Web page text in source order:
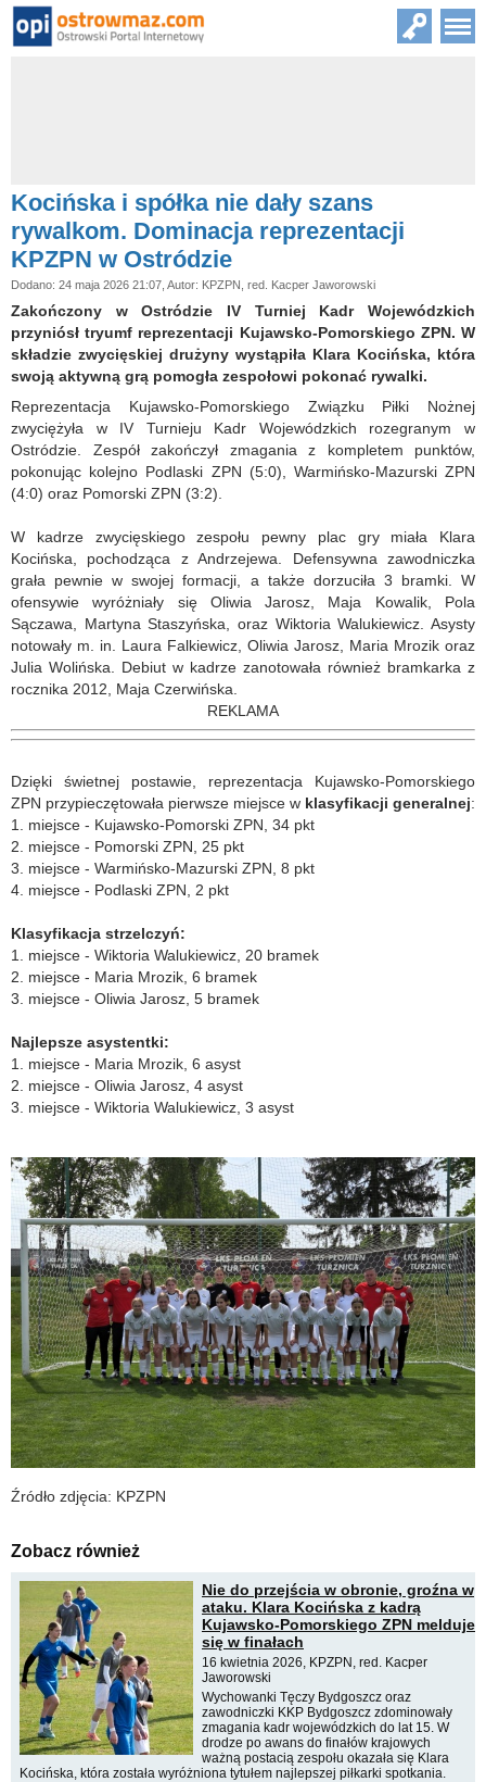
Kocińska i spółka nie dały szans
rywalkom. Dominacja reprezentacji
KPZPN w Ostródzie
Dodano: 24 maja 2026 21:07, Autor: KPZPN, red. Kacper Jaworowski
Zakończony w Ostródzie IV Turniej Kadr Wojewódzkich
przyniósł tryumf reprezentacji Kujawsko-Pomorskiego ZPN. W
składzie zwycięskiej drużyny wystąpiła Klara Kocińska, która
swoją aktywną grą pomogła zespołowi pokonać rywalki.
Reprezentacja Kujawsko-Pomorskiego Związku Piłki Nożnej
zwyciężyła w IV Turnieju Kadr Wojewódzkich rozegranym w
Ostródzie. Zespół zakończył zmagania z kompletem punktów,
pokonując kolejno Podlaski ZPN (5:0), Warmińsko-Mazurski ZPN
(4:0) oraz Pomorski ZPN (3:2).
W kadrze zwycięskiego zespołu pewny plac gry miała Klara
Kocińska, pochodząca z Andrzejewa. Defensywna zawodniczka
grała pewnie w swojej formacji, a także dorzuciła 3 bramki. W
ofensywie wyróżniały się Oliwia Jarosz, Maja Kowalik, Pola
Sączawa, Martyna Staszyńska, oraz Wiktoria Walukiewicz. Asysty
notowały m. in. Laura Falkiewicz, Oliwia Jarosz, Maria Mrozik oraz
Julia Wolińska. Debiut w kadrze zanotowała również bramkarka z
rocznika 2012, Maja Czerwińska.
REKLAMA
Dzięki świetnej postawie, reprezentacja Kujawsko-Pomorskiego
ZPN przypieczętowała pierwsze miejsce w klasyfikacji generalnej:
1. miejsce - Kujawsko-Pomorski ZPN, 34 pkt
2. miejsce - Pomorski ZPN, 25 pkt
3. miejsce - Warmińsko-Mazurski ZPN, 8 pkt
4. miejsce - Podlaski ZPN, 2 pkt
Klasyfikacja strzelczyń:
1. miejsce - Wiktoria Walukiewicz, 20 bramek
2. miejsce - Maria Mrozik, 6 bramek
3. miejsce - Oliwia Jarosz, 5 bramek
Najlepsze asystentki:
1. miejsce - Maria Mrozik, 6 asyst
2. miejsce - Oliwia Jarosz, 4 asyst
3. miejsce - Wiktoria Walukiewicz, 3 asyst
Źródło zdjęcia: KPZPN
Zobacz również
Nie do przejścia w obronie, groźna w
ataku. Klara Kocińska z kadrą
Kujawsko-Pomorskiego ZPN melduje
się w finałach
16 kwietnia 2026, KPZPN, red. Kacper
Jaworowski
Wychowanki Tęczy Bydgoszcz oraz
zawodniczki KKP Bydgoszcz zdominowały
zmagania kadr wojewódzkich do lat 15. W
drodze po awans do finałów krajowych
ważną postacią zespołu okazała się Klara
Kocińska, która została wyróżniona tytułem najlepszej piłkarki spotkania.